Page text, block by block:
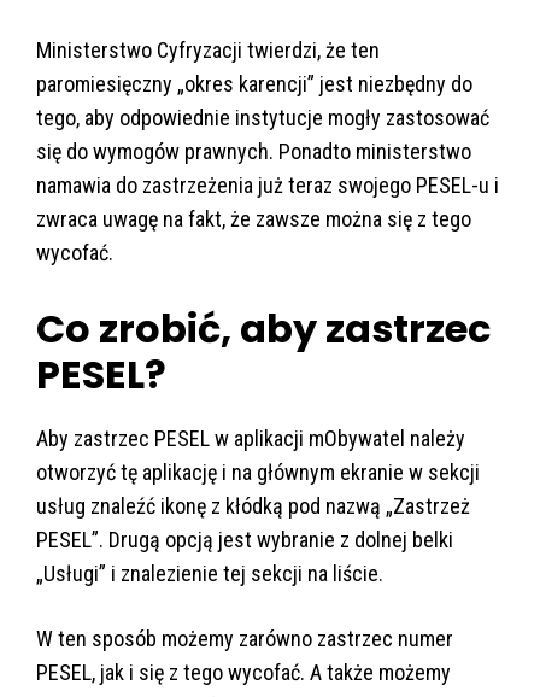
Ministerstwo Cyfryzacji twierdzi, że ten
paromiesięczny „okres karencji” jest niezbędny do
tego, aby odpowiednie instytucje mogły zastosować
się do wymogów prawnych. Ponadto ministerstwo
namawia do zastrzeżenia już teraz swojego PESEL-u i
zwraca uwagę na fakt, że zawsze można się z tego
wycofać.
Co zrobić, aby zastrzec
PESEL?
Aby zastrzec PESEL w aplikacji mObywatel należy
otworzyć tę aplikację i na głównym ekranie w sekcji
usług znaleźć ikonę z kłódką pod nazwą „Zastrzeż
PESEL”. Drugą opcją jest wybranie z dolnej belki
„Usługi” i znalezienie tej sekcji na liście.
W ten sposób możemy zarówno zastrzec numer
PESEL, jak i się z tego wycofać. A także możemy